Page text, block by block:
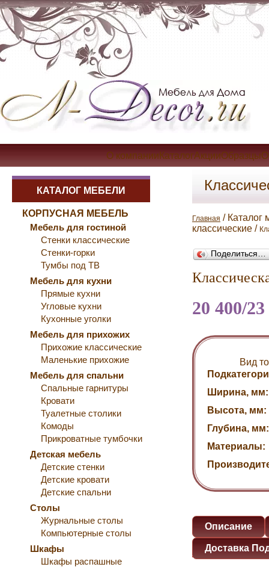
О
КАТАЛОГ МЕБЕЛИ
КОРПУСНАЯ МЕБЕЛЬ
Мебель для гостиной
Стенки классические
Стенки-горки
Тумбы под ТВ
Мебель для кухни
Прямые кухни
Угловые кухни
Кухонные уголки
Мебель для прихожих
Прихожие классические
Маленькие прихожие
Мебель для спальни
Спальные гарнитуры
Кровати
Туалетные столики
Комоды
Прикроватные тумбочки
Детская мебель
Детские стенки
Детские кровати
Детские спальни
Столы
Журнальные столы
Компьютерные столы
Шкафы
Шкафы распашные
Главная / Каталог
классические /
Поделиться…
20 400/
Вид
Ширина, мм:
Высота, мм:
Глубина, мм:
Материалы:
Описание
Доставка